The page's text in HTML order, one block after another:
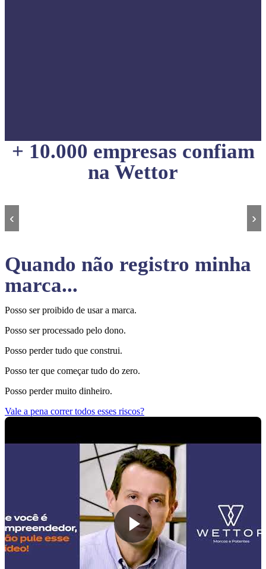
+ 10.000 empresas confiam
na Wettor
‹ ›
Quando não registro minha
marca...
Posso ser proibido de usar a marca.
Posso ser processado pelo dono.
Posso perder tudo que construi.
Posso ter que começar tudo do zero.
Posso perder muito dinheiro.
Vale a pena correr todos esses riscos?